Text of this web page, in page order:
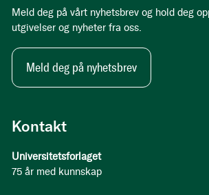
Kontakt
Universitetsforlaget
75 år med kunnskap
Meld deg på vårt nyhetsbrev og hold deg
utgivelser og nyheter fra oss.
Meld deg på nyhetsbrev